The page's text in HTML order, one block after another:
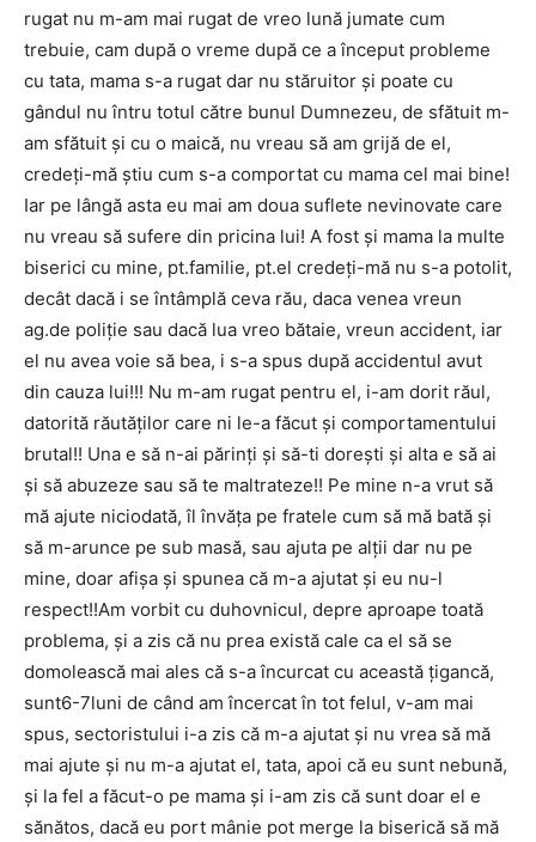
rugat nu m-am mai rugat de vreo lună jumate cum
trebuie, cam după o vreme după ce a început probleme
cu tata, mama s-a rugat dar nu stăruitor și poate cu
gândul nu întru totul către bunul Dumnezeu, de sfătuit m-
am sfătuit și cu o maică, nu vreau să am grijă de el,
credeți-mă știu cum s-a comportat cu mama cel mai bine!
Iar pe lângă asta eu mai am doua suflete nevinovate care
nu vreau să sufere din pricina lui! A fost și mama la multe
biserici cu mine, pt.familie, pt.el credeți-mă nu s-a potolit,
decât dacă i se întâmplă ceva rău, daca venea vreun
ag.de poliție sau dacă lua vreo bătaie, vreun accident, iar
el nu avea voie să bea, i s-a spus după accidentul avut
din cauza lui!!! Nu m-am rugat pentru el, i-am dorit răul,
datorită răutăților care ni le-a făcut și comportamentului
brutal!! Una e să n-ai părinți și să-ti dorești și alta e să ai
și să abuzeze sau să te maltrateze!! Pe mine n-a vrut să
mă ajute niciodată, îl învăța pe fratele cum să mă bată și
să m-arunce pe sub masă, sau ajuta pe alții dar nu pe
mine, doar afișa și spunea că m-a ajutat și eu nu-l
respect!!Am vorbit cu duhovnicul, depre aproape toată
problema, și a zis că nu prea există cale ca el să se
domolească mai ales că s-a încurcat cu această țigancă,
sunt6-7luni de când am încercat în tot felul, v-am mai
spus, sectoristului i-a zis că m-a ajutat și nu vrea să mă
mai ajute și nu m-a ajutat el, tata, apoi că eu sunt nebună,
și la fel a făcut-o pe mama și i-am zis că sunt doar el e
sănătos, dacă eu port mânie pot merge la biserică să mă